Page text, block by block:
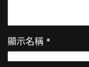
顯示名稱 *